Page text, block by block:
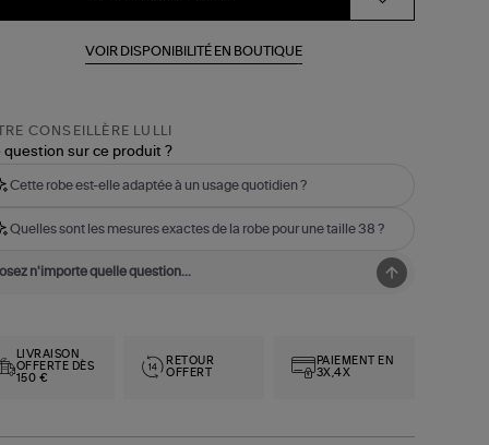
VOIR DISPONIBILITÉ EN BOUTIQUE
CONSEILLÈRE LULLI
question sur ce produit ?
Cette robe est-elle adaptée à un usage quotidien ?
Quelles sont les mesures exactes de la robe pour une taille 38 ?
LIVRAISON
OFFERTE DÈS
150 €
RETOUR
OFFERT
PAIEMENT EN
3X,4X